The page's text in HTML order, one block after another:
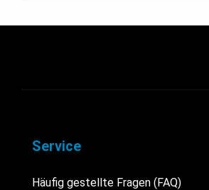
Service
Häufig gestellte Fragen (FAQ)